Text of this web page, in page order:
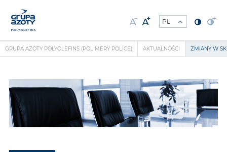
GRUPA AZOTY POLYOLEFINS (POLIMERY POLICE) AKTUALNOŚCI ZMIANY W